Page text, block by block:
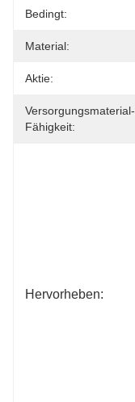
Bedingt:
Material:
Aktie:
Versorgungsmaterial-
Fähigkeit:
Hervorheben: